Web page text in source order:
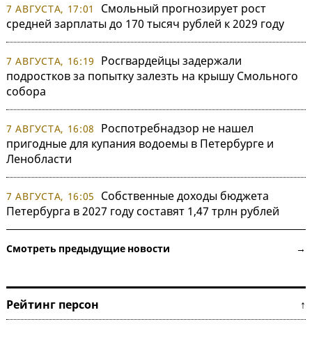
7 АВГУСТА, 17:01
Смольный прогнозирует рост
средней зарплаты до 170 тысяч рублей к 2029 году
7 АВГУСТА, 16:19
Росгвардейцы задержали
подростков за попытку залезть на крышу Смольного
собора
7 АВГУСТА, 16:08
Роспотребнадзор не нашел
пригодные для купания водоемы в Петербурге и
Ленобласти
7 АВГУСТА, 16:05
Собственные доходы бюджета
Петербурга в 2027 году составят 1,47 трлн рублей
Смотреть предыдущие новости →
Рейтинг персон ↑